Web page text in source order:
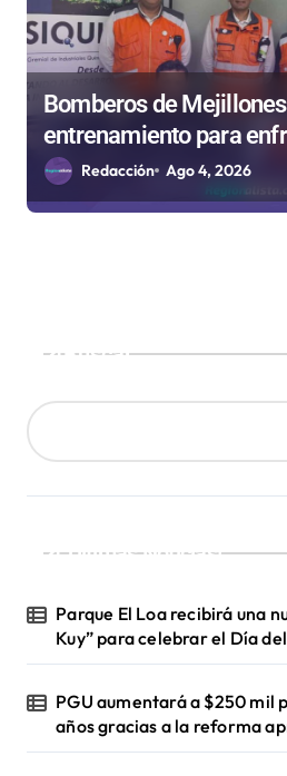
Bomberos de
entrenamiento para
emergencias complejas
Redacción Ago 4, 2026
Buscar
¡Ultimas Noticias!
Parque El Loa recibirá una
Kuy” para celebrar el Día
PGU aumentará a $250 mil
años gracias a la reforma